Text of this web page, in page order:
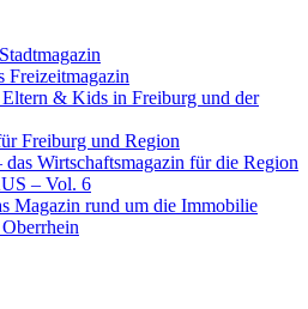
& Kids in Freiburg und der
Freiburg und Region
das Wirtschaftsmagazin für die Region
– Vol. 6
Magazin rund um die Immobilie